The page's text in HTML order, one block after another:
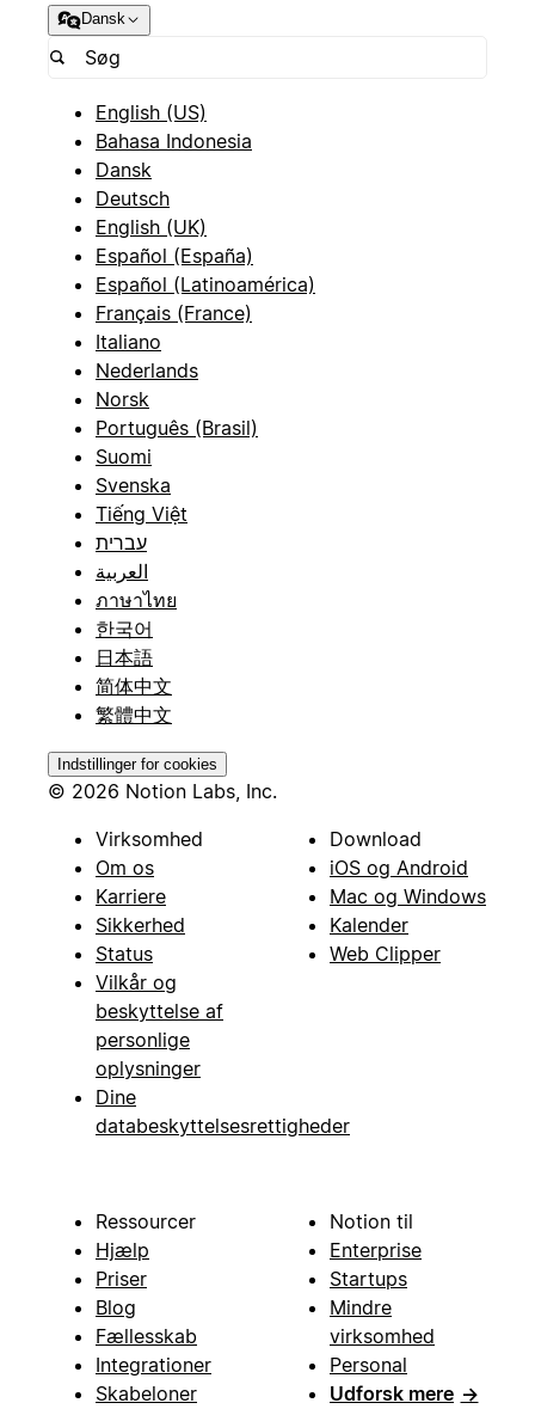
Dansk
English (US)
Bahasa Indonesia
Dansk
Deutsch
English (UK)
Español (España)
Español (Latinoamérica)
Français (France)
Italiano
Nederlands
Norsk
Português (Brasil)
Suomi
Svenska
Tiếng Việt
עברית
العربية
ภาษาไทย
한국어
日本語
简体中文
繁體中文
Indstillinger for cookies
© 2026 Notion Labs, Inc.
Virksomhed
Om os
Karriere
Sikkerhed
Status
Vilkår og
beskyttelse af
personlige
oplysninger
Dine
databeskyttelsesrettigheder
Download
iOS og Android
Mac og Windows
Kalender
Web Clipper
Ressourcer
Hjælp
Priser
Blog
Fællesskab
Integrationer
Skabeloner
Notion til
Enterprise
Startups
Mindre
virksomhed
Personal
Udforsk mere →